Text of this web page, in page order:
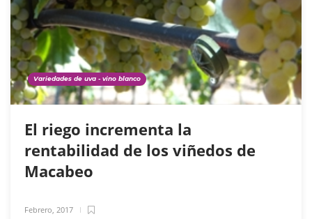
Variedades de uva - vino blanco
El riego incrementa la
rentabilidad de los viñedos de
Macabeo
Febrero, 2017